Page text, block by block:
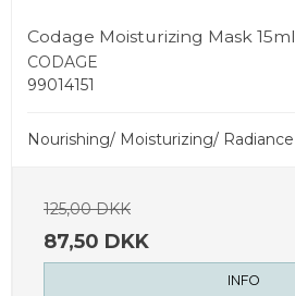
Codage Moisturizing Mask 15ml
CODAGE
99014151
Nourishing/ Moisturizing/ Radiance
125,00 DKK
87,50 DKK
INFO